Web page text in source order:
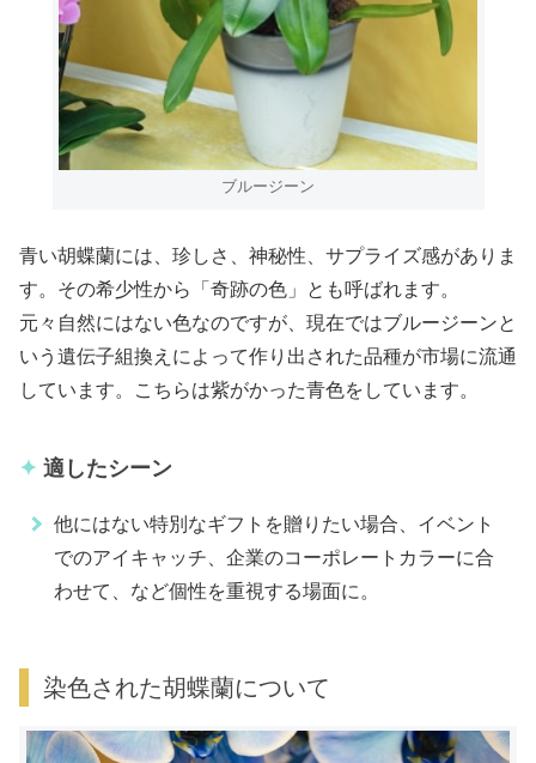
ブルージーン
青い胡蝶蘭には、珍しさ、神秘性、サプライズ感がありま
す。その希少性から「奇跡の色」とも呼ばれます。
元々自然にはない色なのですが、現在ではブルージーンと
いう遺伝子組換えによって作り出された品種が市場に流通
しています。こちらは紫がかった青色をしています。
適したシーン
他にはない特別なギフトを贈りたい場合、イベント
でのアイキャッチ、企業のコーポレートカラーに合
わせて、など個性を重視する場面に。
染色された胡蝶蘭について